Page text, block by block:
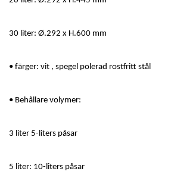
30 liter: Ø.292 x H.600 mm
• färger: vit , spegel polerad rostfritt stål
• Behållare volymer:
3 liter 5-liters påsar
5 liter: 10-liters påsar